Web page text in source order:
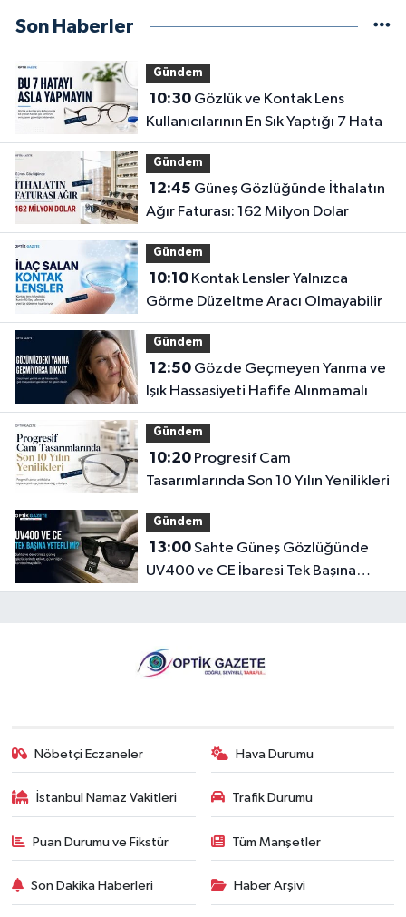
Son Haberler
Gündem
10:30Gözlük ve Kontak Lens
Kullanıcılarının En Sık Yaptığı 7 Hata
Gündem
12:45
Ağır Faturası: 162 Milyon Dolar
Gündem
10:10Kontak Lensler Yalnızca
Görme Düzeltme Aracı Olmayabilir
Gündem
12:50Gözde Geçmeyen Yanma ve
Işık Hassasiyeti Hafife Alınmamalı
Gündem
10:20Progresif Cam
Tasarımlarında Son 10 Yılın Yenilikleri
Gündem
13:00Sahte Güneş Gözlüğünde
UV400 ve CE İbaresi Tek Başına
Yeterli mi?
Nöbetçi Eczaneler Hava Durumu
İstanbul Namaz Vakitleri Trafik Durumu
Puan Durumu ve Fikstür Tüm Manşetler
Son Dakika Haberleri Haber Arşivi